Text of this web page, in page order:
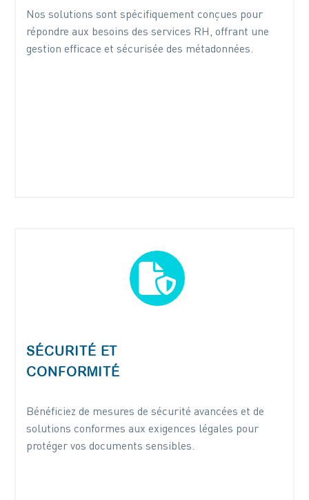
Nos solutions sont spécifiquement conçues pour
répondre aux besoins des services RH, offrant une
gestion efficace et sécurisée des métadonnées.


SÉCURITÉ ET
CONFORMITÉ
Bénéficiez de mesures de sécurité avancées et de
solutions conformes aux exigences légales pour
protéger vos documents sensibles.